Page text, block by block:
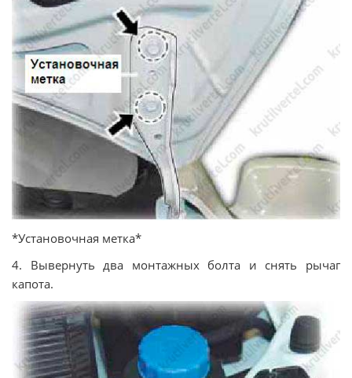
*Установочная метка*
4. Вывернуть два монтажных болта и снять рычаг
капота.